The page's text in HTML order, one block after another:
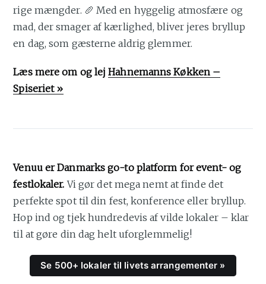
rige mængder. 🥖 Med en hyggelig atmosfære og
mad, der smager af kærlighed, bliver jeres bryllup
en dag, som gæsterne aldrig glemmer.
Læs mere om og lejHahnemanns Køkken –
Spiseriet »
Venuu er Danmarks go-to platform for event- og
festlokaler.Vi gør det mega nemt at finde det
perfekte spot til din fest, konference eller bryllup.
Hop ind og tjek hundredevis af vilde lokaler – klar
til at gøre din dag helt uforglemmelig!
Se 500+ lokaler til livets arrangementer »